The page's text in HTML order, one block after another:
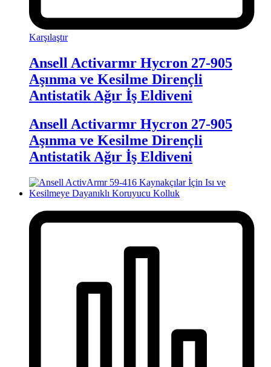
Karşılaştır
Ansell Activarmr Hycron 27-905
Aşınma ve Kesilme Dirençli
Antistatik Ağır İş Eldiveni
Ansell Activarmr Hycron 27-905
Aşınma ve Kesilme Dirençli
Antistatik Ağır İş Eldiveni